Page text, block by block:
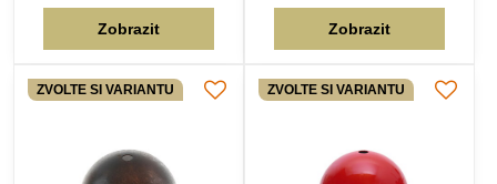
Zobrazit Zobrazit
ZVOLTE SI VARIANTU ZVOLTE SI VARIANTU